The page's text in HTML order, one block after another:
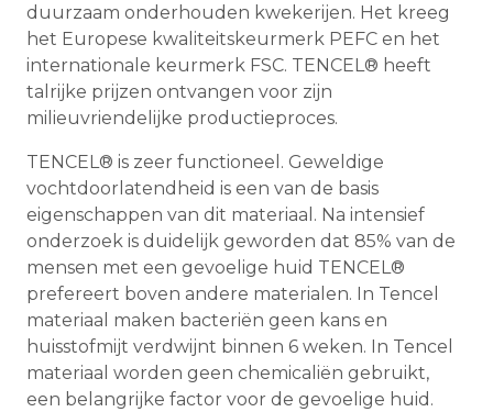
duurzaam onderhouden kwekerijen. Het kreeg
het Europese kwaliteitskeurmerk PEFC en het
internationale keurmerk FSC. TENCEL® heeft
talrijke prijzen ontvangen voor zijn
milieuvriendelijke productieproces.
TENCEL® is zeer functioneel. Geweldige
vochtdoorlatendheid is een van de basis
eigenschappen van dit materiaal. Na intensief
onderzoek is duidelijk geworden dat 85% van de
mensen met een gevoelige huid TENCEL®
prefereert boven andere materialen. In Tencel
materiaal maken bacteriën geen kans en
huisstofmijt verdwijnt binnen 6 weken. In Tencel
materiaal worden geen chemicaliën gebruikt,
een belangrijke factor voor de gevoelige huid.